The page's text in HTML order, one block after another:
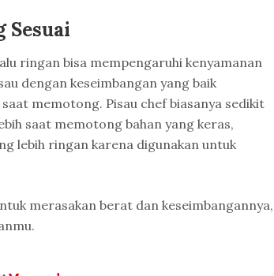
Sesuai
ringan bisa mempengaruhi kenyamanan
dengan keseimbangan yang baik
memotong. Pisau chef biasanya sedikit
saat memotong bahan yang keras,
lebih ringan karena digunakan untuk
merasakan berat dan keseimbangannya,